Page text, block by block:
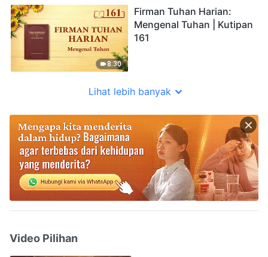
8:30
Firman Tuhan Harian:
Mengenal Tuhan | Kutipan
161
Lihat lebih banyak
Video Pilihan